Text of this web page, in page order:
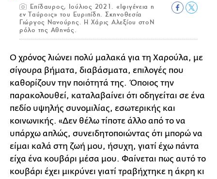
Επίδαυρος, Ιούλιος 2021. «Ιφιγένεια η
εν Ταύροις» του Ευριπίδη. Σκηνοθεσία
Γιώργος Νανούρης. Η Χάρις Αλεξίου στοΝ
ρόλο της Αθηνάς.
Ο χρόνος λιώνει πολύ μαλακά για τη Χαρούλα, με
σίγουρα βήματα, διαβάσματα, επιλογές που
καθορίζουν την ποιότητά της. Όποιος την
παρακολουθεί, καταλαβαίνει ότι οδηγείται σε ένα
πεδίο υψηλής συνομιλίας, εσωτερικής και
κοινωνικής. «Δεν θέλω τίποτε άλλο από το να
υπάρχω απλώς, συνειδητοποιώντας ότι μπορώ να
είμαι καλά στη ζωή μου, ήσυχη, γιατί έχω πάντα
είχα ένα κουβάρι μέσα μου. Φαίνεται πως αυτό το
κουβάρι έχει μικρύνει γιατί τραβήχτηκε η άκρη κι